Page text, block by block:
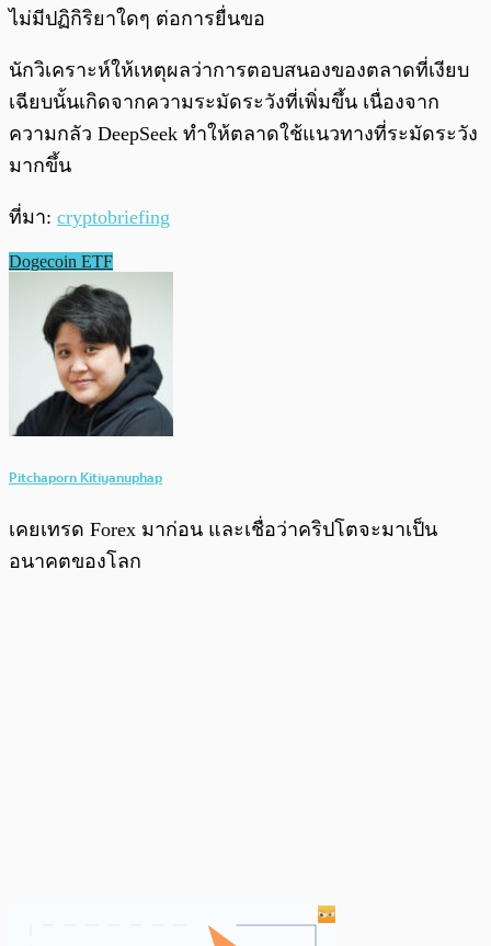
ไม่มีปฏิกิริยาใดๆ ต่อการยื่นขอ
นักวิเคราะห์ให้เหตุผลว่าการตอบสนองของตลาดที่เงียบ
เฉียบนั้นเกิดจากความระมัดระวังที่เพิ่มขึ้น เนื่องจาก
ความกลัว DeepSeek ทำให้ตลาดใช้แนวทางที่ระมัดระวัง
มากขึ้น
ที่มา: cryptobriefing
Dogecoin ETF
Pitchaporn Kitiyanuphap
เคยเทรด Forex มาก่อน และเชื่อว่าคริปโตจะมาเป็น
อนาคตของโลก